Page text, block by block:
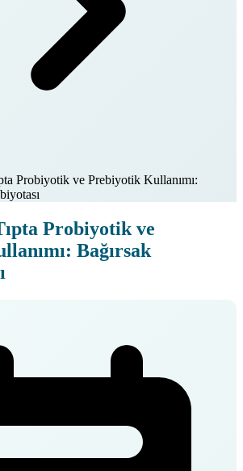
Probiyotik ve Prebiyotik Kullanımı:
Probiyotik ve
Bağırsak